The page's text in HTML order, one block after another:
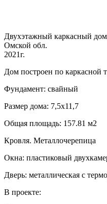
Двухэтажный каркасный
Омской обл.
2021г.
Дом построен по каркасной
Фундамент: свайный
Размер дома: 7,5х11,7
Общая площадь: 157.81 м2
Кровля. Металлочерепица
Окна: пластиковый
Дверь: металлическая с
В проекте: